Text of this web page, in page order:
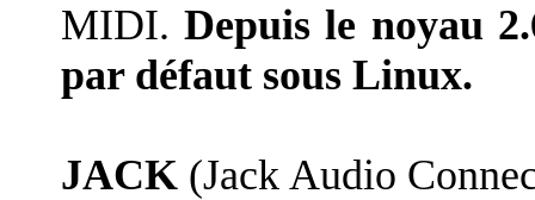
MIDI.Depuis le noyau
par défaut sous Linux.
JACK (Jack Audio